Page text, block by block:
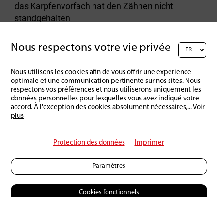
das Karpfenvorfach hat den Zähnen nicht
standgehalten
Rédigez un commentaire :
Nous respectons votre vie privée
Nous utilisons les cookies afin de vous offrir une expérience
optimale et une communication pertinente sur nos sites. Nous
respectons vos préférences et nous utiliserons uniquement les
données personnelles pour lesquelles vous avez indiqué votre
accord. À l'exception des cookies absolument nécessaires,...Voir
plus
Protection des données Imprimer
Paramètres
Cookies fonctionnels